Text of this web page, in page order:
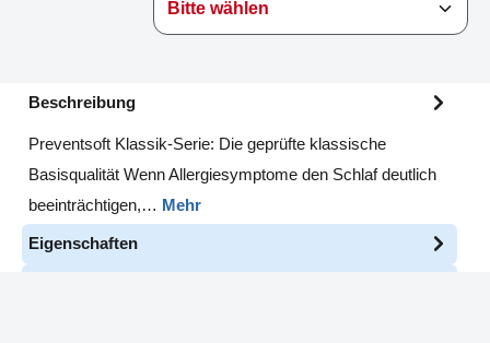
Beschreibung
Preventsoft Klassik-Serie: Die geprüfte klassische
Basisqualität Wenn Allergiesymptome den Schlaf deutlich
beeinträchtigen,… Mehr
Eigenschaften